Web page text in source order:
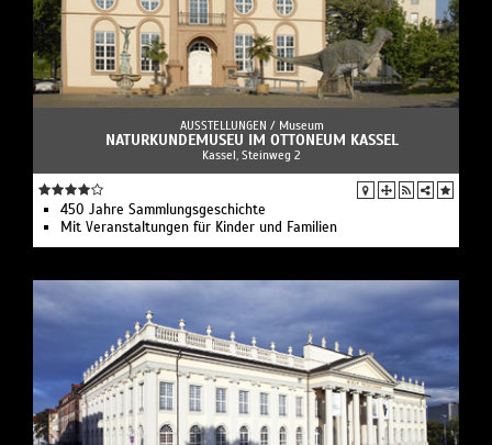
AUSSTELLUNGEN / Museum
NATURKUNDEMUSEU IM OTTONEUM KASSEL
Kassel, Steinweg 2
450 Jahre Sammlungsgeschichte
Mit Veranstaltungen für Kinder und Familien